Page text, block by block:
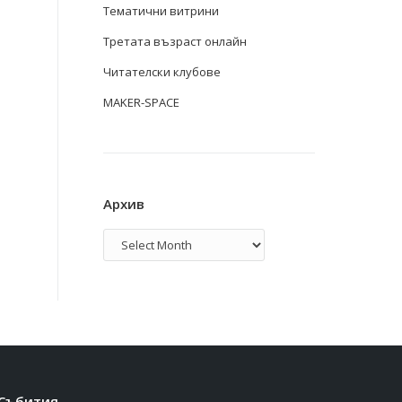
Тематични витрини
Третата възраст онлайн
Читателски клубове
MAKER-SPACE
Архив
Архив